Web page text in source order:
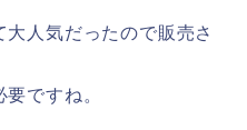
人気だったので販売さ
ですね。